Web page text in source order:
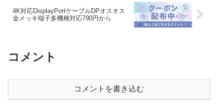
4K対応DisplayPortケーブルDPオスオス
金メッキ端子多機種対応790円から
コメント
コメントを書き込む